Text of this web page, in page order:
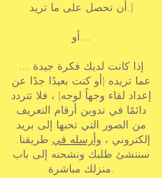
أن تحصل على ما تريد.)
أو...
... إذا كانت لديك فكرة جيدة
عما تريده (أو كنت بعيدًا جدًا عن
إعداد لقاء وجهاً لوجه) ، فلا تتردد
دائمًا في تدوين أرقام التعريف
من الصور التي تحبها إلى بريد
إلكتروني ، وأرسله في طريقنا.
سننشئ طلبك ونشحنه إلى باب
منزلك مباشرة.